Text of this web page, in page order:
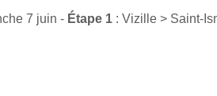
7 juin - Étape 1 : Vizille > Saint-